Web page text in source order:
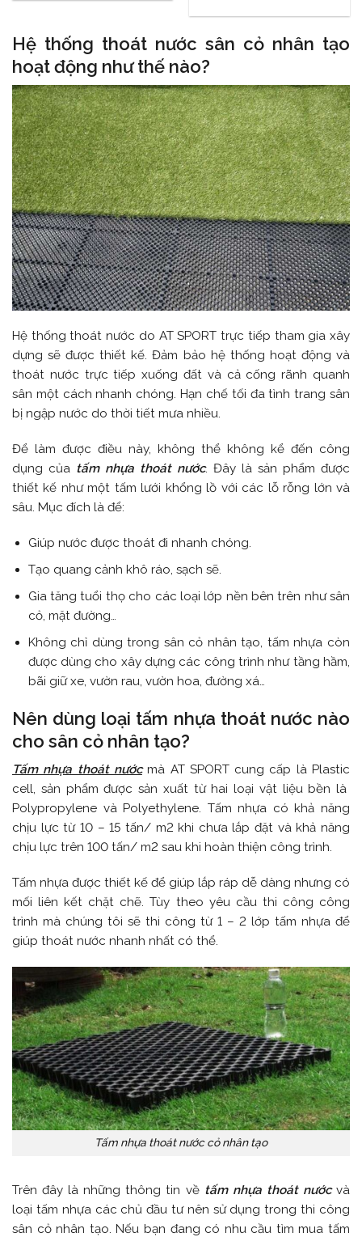
Hệ thống thoát nước sân cỏ nhân tạo
hoạt động như thế nào?
Hệ thống thoát nước do AT SPORT trực tiếp tham gia xây
dựng sẽ được thiết kế. Đảm bảo hệ thống hoạt động và
thoát nước trực tiếp xuống đất và cả cống rãnh quanh
sân một cách nhanh chóng. Hạn chế tối đa tình trang sân
bị ngập nước do thời tiết mưa nhiều.
Để làm được điều này, không thể không kể đến công
dụng của tấm nhựa thoát nước. Đây là sản phẩm được
thiết kế như một tấm lưới khổng lồ với các lỗ rỗng lớn và
sâu. Mục đích là để:
Giúp nước được thoát đi nhanh chóng.
Tạo quang cảnh khô ráo, sạch sẽ.
Gia tăng tuổi thọ cho các loại lớp nền bên trên như sân
cỏ, mặt đường…
Không chỉ dùng trong sân cỏ nhân tạo, tấm nhựa còn
được dùng cho xây dựng các công trình như tầng hầm,
bãi giữ xe, vườn rau, vườn hoa, đường xá…
Nên dùng loại tấm nhựa thoát nước nào
cho sân cỏ nhân tạo?
Tấm nhựa thoát nướcmà AT SPORT cung cấp là Plastic
cell, sản phẩm được sản xuất từ hai loại vật liệu bền là
Polypropylene và Polyethylene. Tấm nhựa có khả năng
chịu lực từ 10 – 15 tấn/ m2 khi chưa lắp đặt và khả năng
chịu lực trên 100 tấn/ m2 sau khi hoàn thiện công trình.
Tấm nhựa được thiết kế để giúp lắp ráp dễ dàng nhưng có
mối liên kết chặt chẽ. Tùy theo yêu cầu thi công công
trình mà chúng tôi sẽ thi công từ 1 – 2 lớp tấm nhựa để
giúp thoát nước nhanh nhất có thể.
Tấm nhựa thoát nước cỏ nhân tạo
Trên đây là những thông tin về tấm nhựa thoát nướcvà
loại tấm nhựa các chủ đầu tư nên sử dụng trong thi công
sân cỏ nhân tạo. Nếu bạn đang có nhu cầu tìm mua tấm